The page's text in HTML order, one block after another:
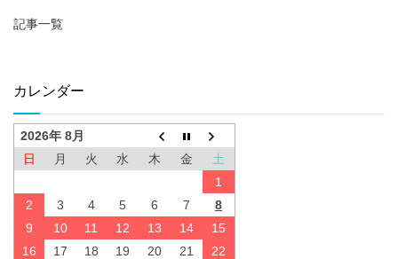
記事一覧
カレンダー
2026年 8月
日
月 火 水 木 金
土
1
2
3 4 5 6 7
8
9
10 11 12 13 14
15
16
17 18 19 20 21
22